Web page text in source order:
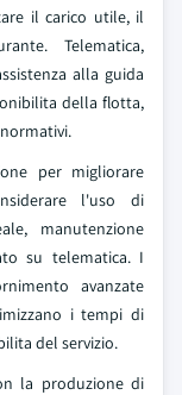
il carico utile, il
Telematica,
alla guida
della flotta,
per migliorare
l'uso di
manutenzione
su telematica. I
avanzate
i tempi di
del servizio.
la produzione di